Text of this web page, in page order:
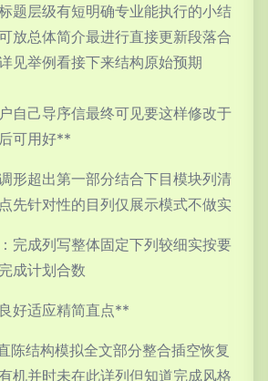
题层级有短明确专业能执行的小结
放总体简介最进行直接更新段落合
见举例看接下来结构原始预期
自己导序信最终可见要这样修改于
可用好**
形超出第一部分结合下目模块列清
先针对性的目列仅展示模式不做实
完成列写整体固定下列较细实按要
成计划合数
好适应精简直点**
陈结构模拟全文部分整合插空恢复
机并时未在此详列但知道完成风格